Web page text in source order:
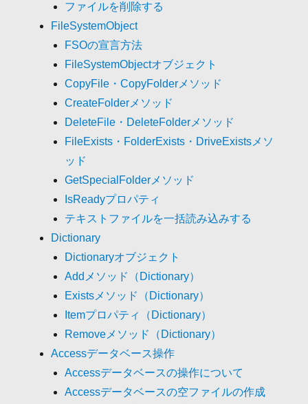
ファイルを削除する
FileSystemObject
FSOの宣言方法
FileSystemObjectオブジェクト
CopyFile・CopyFolderメソッド
CreateFolderメソッド
DeleteFile・DeleteFolderメソッド
FileExists・FolderExists・DriveExistsメソ
ッド
GetSpecialFolderメソッド
IsReadyプロパティ
テキストファイルを一括読み込みする
Dictionary
Dictionaryオブジェクト
Addメソッド（Dictionary）
Existsメソッド（Dictionary）
Itemプロパティ（Dictionary）
Removeメソッド（Dictionary）
Accessデータベース操作
Accessデータベースの操作について
Accessデータベースの空ファイルの作成